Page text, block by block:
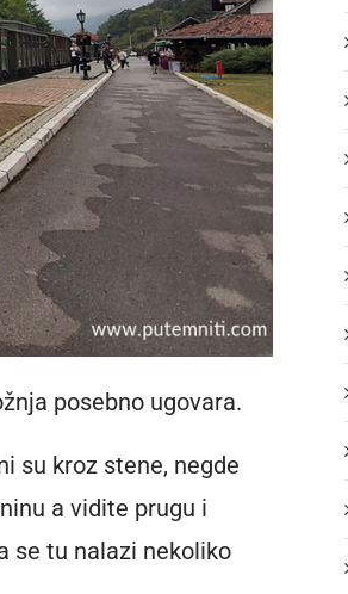
posebno ugovara.
su kroz stene, negde
a vidite prugu i
se tu nalazi nekoliko